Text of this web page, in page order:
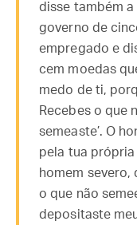
disse também a
governo de
empregado e
cem moedas
medo de ti,
Recebes o que
semeaste’. O
pela tua própria
homem severo,
o que não
depositaste